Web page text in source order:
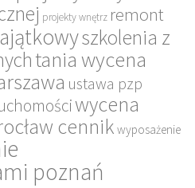
projekty wnętrz remont
szkolenia z
tania wycena
ustawa pzp
wycena
cennik wyposażenie
poznań